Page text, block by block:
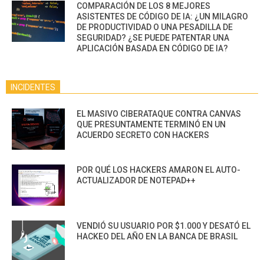
COMPARACIÓN DE LOS 8 MEJORES
ASISTENTES DE CÓDIGO DE IA: ¿UN MILAGRO
DE PRODUCTIVIDAD O UNA PESADILLA DE
SEGURIDAD? ¿SE PUEDE PATENTAR UNA
APLICACIÓN BASADA EN CÓDIGO DE IA?
INCIDENTES
EL MASIVO CIBERATAQUE CONTRA CANVAS
QUE PRESUNTAMENTE TERMINÓ EN UN
ACUERDO SECRETO CON HACKERS
POR QUÉ LOS HACKERS AMARON EL AUTO-
ACTUALIZADOR DE NOTEPAD++
VENDIÓ SU USUARIO POR $1.000 Y DESATÓ EL
HACKEO DEL AÑO EN LA BANCA DE BRASIL